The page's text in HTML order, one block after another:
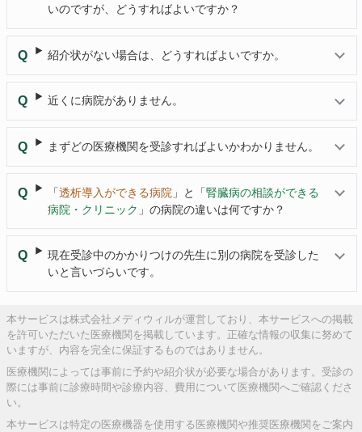
いのですが、どうすればよいですか？
紹介状がない場合は、どうすればよいですか。
近くに病院がありません。
まずどの医療機関を受診すればよいかわかりません。
「透析導入ができる病院 」と「腎臓病の相談ができる
病院・クリニック 」の病院の違いは何ですか？
現在受診中のかかりつけの先生に別の病院を受診した
いと言いづらいです。
本サービスは株式会社メディウィルが運営しており、本サービスへの掲載
を許可いただいた医療機関を掲載しています。正確な情報の収集に努めて
いますが、内容を完全に保証するものではありません。
医療機関によっては事前に予約や紹介状が必要な場合があります。受診の
際には事前に診療時間や診療内容、費用について医療機関へご確認くださ
い。
本サービスは特定の医療機器を使用する医療機関や推奨医療機関をご案内